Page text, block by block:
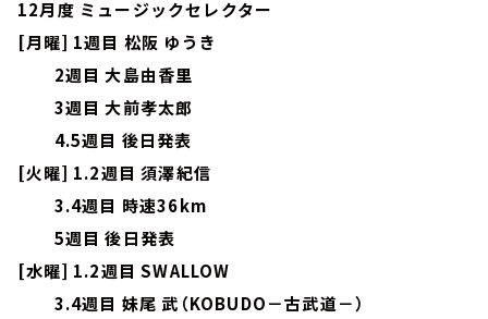
12月度 ミュージックセレクター
[月曜] 1週目 松阪 ゆうき
2週目 大島由香里
3週目 大前孝太郎
4.5週目 後日発表
[火曜] 1.2週目 須澤紀信
3.4週目 時速36km
5週目 後日発表
[水曜] 1.2週目 SWALLOW
3.4週目 妹尾 武（KOBUDO－古武道－）